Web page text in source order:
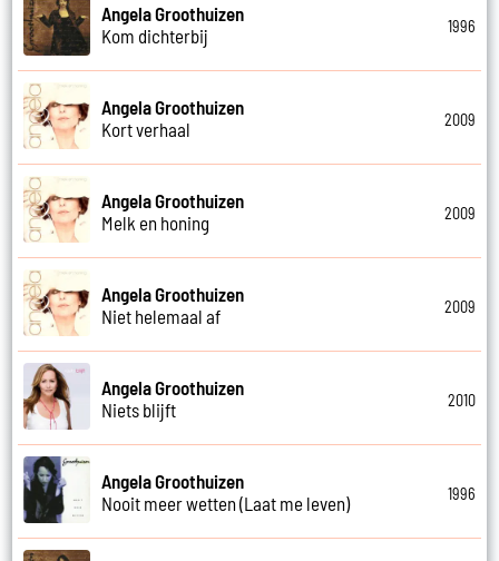
Angela Groothuizen
Kom dichterbij
1996
Angela Groothuizen
Kort verhaal
2009
Angela Groothuizen
Melk en honing
2009
Angela Groothuizen
Niet helemaal af
2009
Angela Groothuizen
Niets blijft
2010
Angela Groothuizen
Nooit meer wetten (Laat me leven)
1996